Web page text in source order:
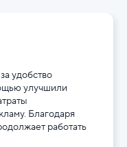
удобство
улучшили
Благодаря
работать